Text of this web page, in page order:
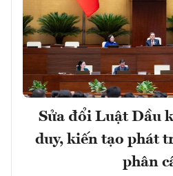
Sửa đổi Luật Dầu
duy, kiến tạo phát
phân